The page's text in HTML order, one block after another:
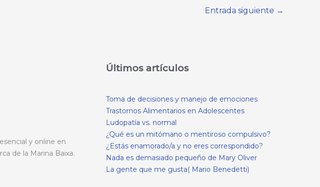
Entrada siguiente →
y online en
de la Marina Baixa.
Últimos artículos
Toma de decisiones y manejo de emociones
Trastornos Alimentarios en Adolescentes
Ludopatía vs. normal
¿Qué es un mitómano o mentiroso compulsivo?
¿Estás enamorado/a y no eres correspondido?
Nada es demasiado pequeño de Mary Oliver
La gente que me gusta( Mario Benedetti)